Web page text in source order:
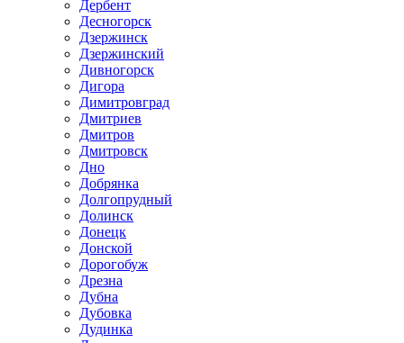
Дербент
Десногорск
Дзержинск
Дзержинский
Дивногорск
Дигора
Димитровград
Дмитриев
Дмитров
Дмитровск
Дно
Добрянка
Долгопрудный
Долинск
Донецк
Донской
Дорогобуж
Дрезна
Дубна
Дубовка
Дудинка